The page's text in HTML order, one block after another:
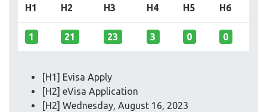
H1 H2 H3 H4 H5 H6
1 21 23 3 0 0
[H1] Evisa Apply
[H2] eVisa Application
[H2] Wednesday, August 16, 2023